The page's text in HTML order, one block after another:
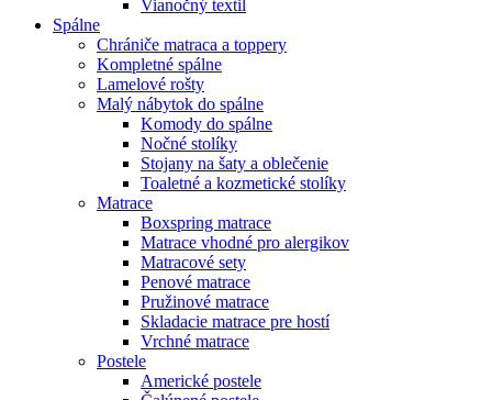
Vianočný textil
Spálne
Chrániče matraca a toppery
Kompletné spálne
Lamelové rošty
Malý nábytok do spálne
Komody do spálne
Nočné stolíky
Stojany na šaty a oblečenie
Toaletné a kozmetické stolíky
Matrace
Boxspring matrace
Matrace vhodné pro alergikov
Matracové sety
Penové matrace
Pružinové matrace
Skladacie matrace pre hostí
Vrchné matrace
Postele
Americké postele